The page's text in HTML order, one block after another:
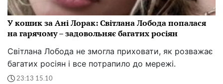
У кошик за Ані Лорак: Світлана Лобода попалася
на гарячому – задовольняє багатих росіян
Світлана Лобода не змогла приховати, як розважає
багатих росіян і все потрапило до мережі.
23:13 15.10